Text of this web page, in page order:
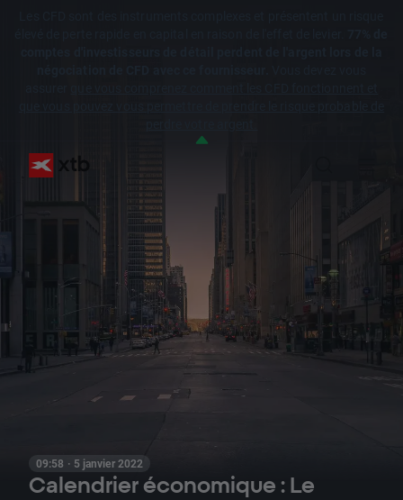
09:58 · 5 janvier 2022
Calendrier économique : Le